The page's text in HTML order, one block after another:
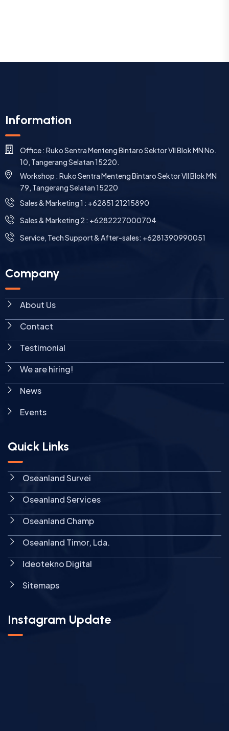
Information
Office : Ruko Sentra Menteng Bintaro Sektor VII Blok MN No.
10, Tangerang Selatan 15220.
Workshop : Ruko Sentra Menteng Bintaro Sektor VII Blok MN
79, Tangerang Selatan 15220
⁠Sales & Marketing 1 : +62851 21215890
Sales & Marketing 2 : +6282227000704
Service, Tech Support & After-sales: +6281390990051
Company
About Us
Contact
Testimonial
We are hiring!
News
Events
Quick Links
Oseanland Survei
Oseanland Services
Oseanland Champ
Oseanland Timor, Lda.
Ideotekno Digital
Sitemaps
Instagram Update